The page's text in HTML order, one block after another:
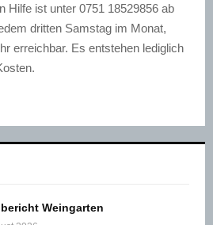
Hilfe ist unter 0751 18529856 ab
dritten Samstag im Monat,
erreichbar. Es entstehen lediglich
Weingarten